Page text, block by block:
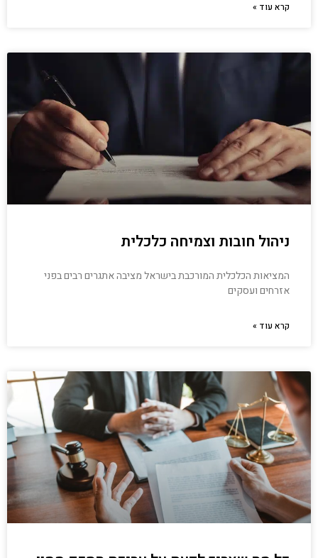
קרא עוד »
ניהול חובות וצמיחה כלכלית
המציאות הכלכלית המורכבת בישראל מציבה אתגרים רבים בפני
אזרחים ועסקים
קרא עוד »